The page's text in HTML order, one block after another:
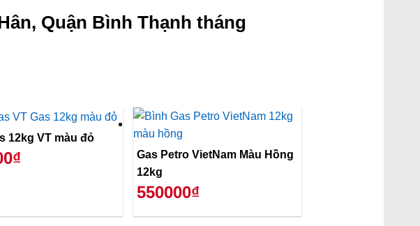
Quận Bình Thạnh tháng
12kg VT màu đỏ
Gas Petro VietNam Màu Hồng
12kg
550000₫